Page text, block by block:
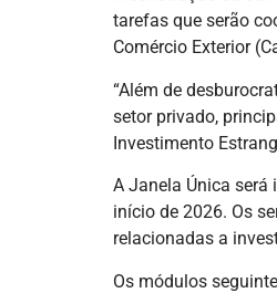
tarefas que serão
Comércio Exterior
“Além de
setor privado,
Investimento
A Janela Única será
início de 2026. Os
relacionadas a
Os módulos